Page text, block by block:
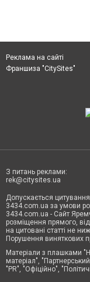
Реклама на сайті
Франшиза "CitySites"
З питань реклами:
rek@citysites.ua
Допускається
3434.com.ua за умови
3434.com.ua - Сайт
розміщення прямого,
на цитовані статті не
Порушення виняткових
Матеріали з плашками
матеріал",
"PR", "Офіційно",